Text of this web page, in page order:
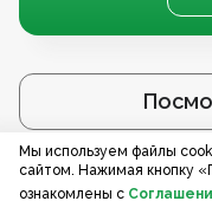
Мы используем файлы
сайтом. Нажимая кнопку
ознакомлены с